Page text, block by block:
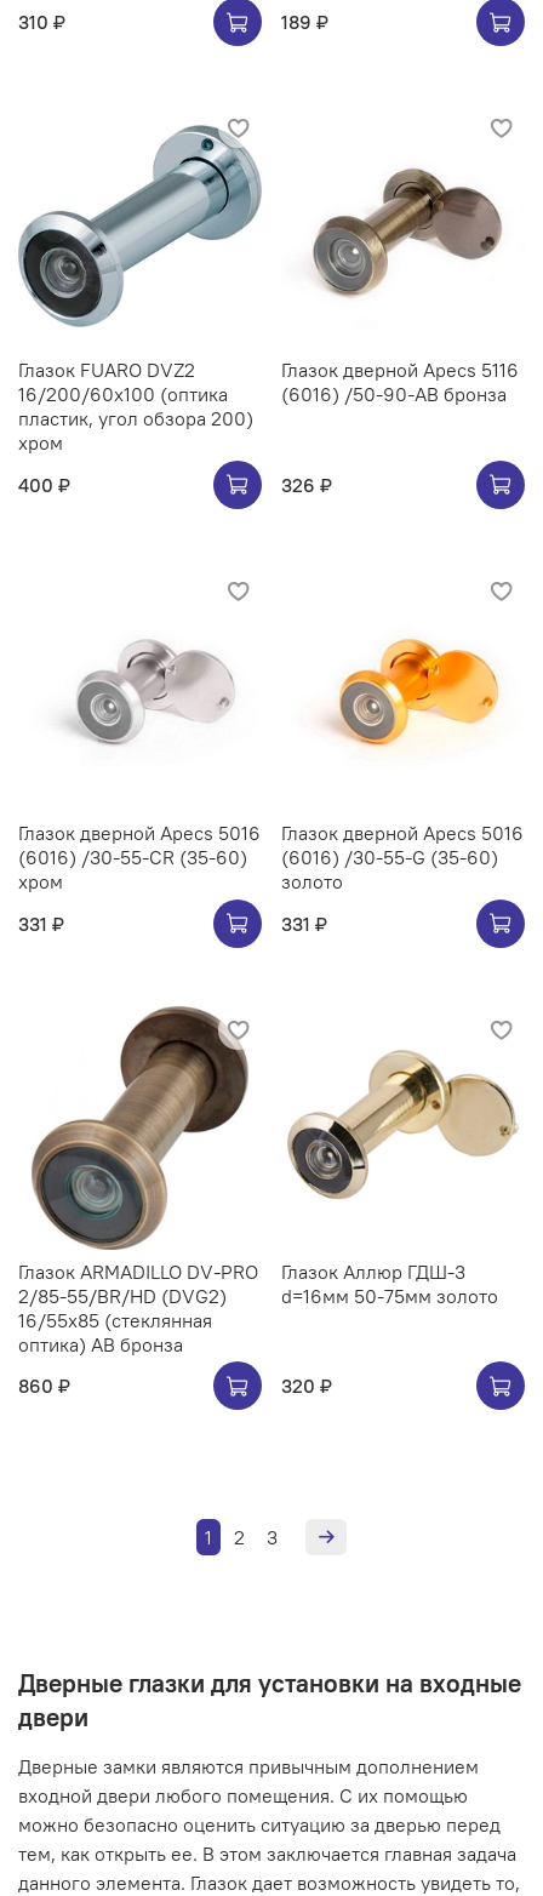
310 ₽ 189 ₽
Глазок FUARO DVZ2
16/200/60x100 (оптика
пластик, угол обзора 200)
хром
400 ₽
Глазок дверной Apecs 5116
(6016) /50-90-AB бронза
326 ₽
Глазок дверной Apecs 5016
(6016) /30-55-CR (35-60)
хром
331 ₽
Глазок дверной Apecs 5016
(6016) /30-55-G (35-60)
золото
331 ₽
Глазок ARMADILLO DV-PRO
2/85-55/BR/HD (DVG2)
16/55x85 (стеклянная
оптика) AB бронза
860 ₽
Глазок Аллюр ГДШ-3
d=16мм 50-75мм золото
320 ₽
1 2 3
Дверные глазки для установки на входные
двери
Дверные замки являются привычным дополнением
входной двери любого помещения. С их помощью
можно безопасно оценить ситуацию за дверью перед
тем, как открыть ее. В этом заключается главная задача
данного элемента. Глазок дает возможность увидеть то,